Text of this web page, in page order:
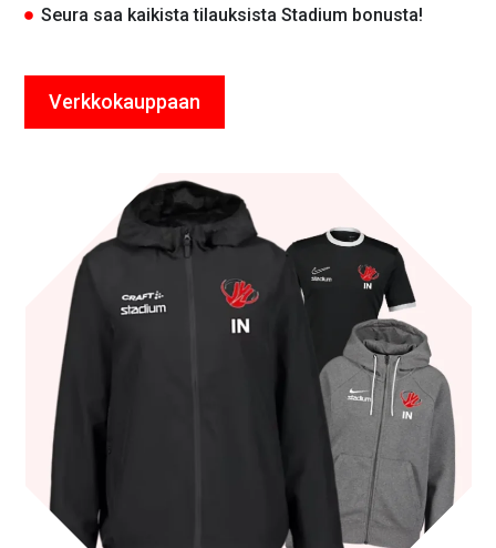
Seura saa kaikista tilauksista Stadium bonusta!
Verkkokauppaan